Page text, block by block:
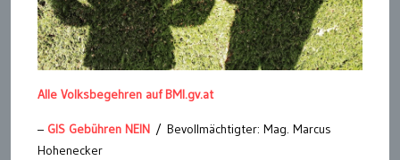
Alle Volksbegehren auf BMI.gv.at
– GIS Gebühren NEIN / Bevollmächtigter: Mag. Marcus
Hohenecker